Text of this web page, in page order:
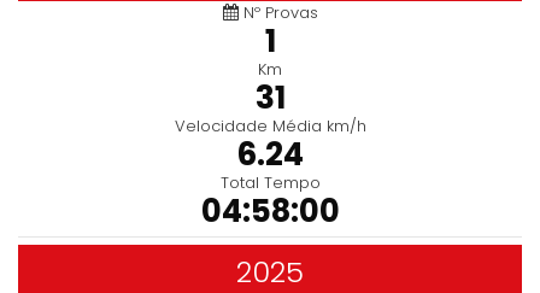
Nº Provas
1
Km
31
Velocidade Média km/h
6.24
Total Tempo
04:58:00
2025